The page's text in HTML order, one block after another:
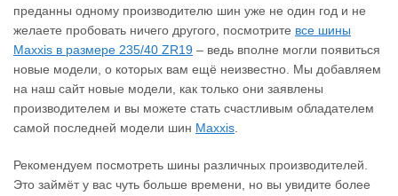
преданны одному производителю шин уже не один год и не
желаете пробовать ничего другого, посмотрите все шины
Maxxis в размере 235/40 ZR19 – ведь вполне могли появиться
новые модели, о которых вам ещё неизвестно. Мы добавляем
на наш сайт новые модели, как только они заявлены
производителем и вы можете стать счастливым обладателем
самой последней модели шин Maxxis.
Рекомендуем посмотреть шины различных производителей.
Это займёт у вас чуть больше времени, но вы увидите более